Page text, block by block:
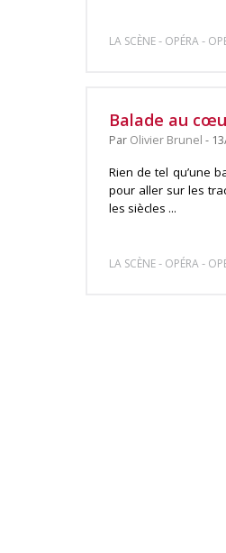
LA SCÈNE- OPÉRA-
Balade au
Par Olivier Brunel -
Rien de tel qu’une
pour aller sur les
les siècles ...
LA SCÈNE- OPÉRA-